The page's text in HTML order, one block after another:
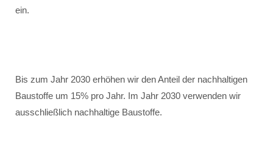
ein.
Bis zum Jahr 2030 erhöhen wir den Anteil der nachhaltigen
Baustoffe um 15% pro Jahr. Im Jahr 2030 verwenden wir
ausschließlich nachhaltige Baustoffe.